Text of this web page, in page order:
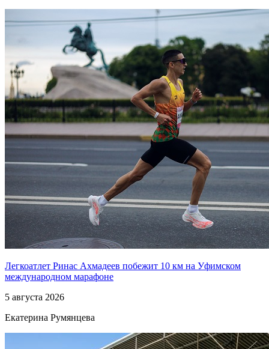
Легкоатлет Ринас Ахмадеев побежит 10 км на Уфимском
международном марафоне
5 августа 2026
Екатерина Румянцева